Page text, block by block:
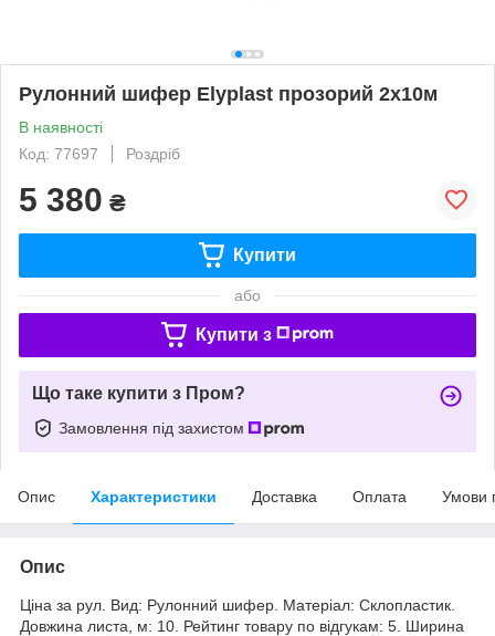
Рулонний шифер Elyplast прозорий 2x10м
В наявності
Код: 77697
Роздріб
5 380 ₴
Купити
або
Купити з
Що таке купити з Пром?
Замовлення під захистом
Опис Характеристики Доставка Оплата Умови
Опис
Ціна за рул. Вид: Рулонний шифер. Матеріал: Склопластик.
Довжина листа, м: 10. Рейтинг товару по відгукам: 5. Ширина